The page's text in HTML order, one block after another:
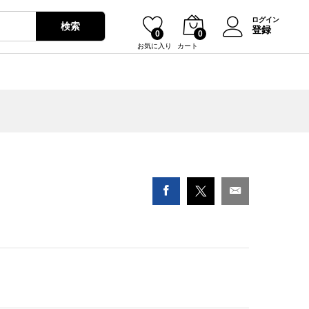
検索
お気に入り
0
カート
0
ログイン
登録
¥1,580 カートに入れる